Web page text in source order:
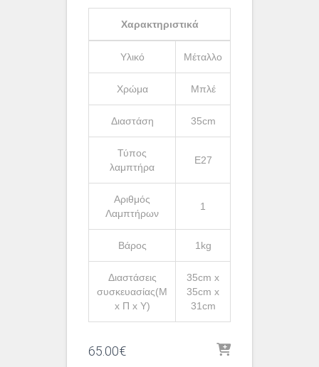
Χαρακτηριστικά
Υλικό Μέταλλο
Χρώμα Μπλέ
Διαστάση 35cm
Τύπος
λαμπτήρα
Ε27
Αριθμός
Λαμπτήρων
1
Βάρος 1kg
Διαστάσεις
συσκευασίας(Μ
x Π x Υ)
35cm x
35cm x
31cm
65.00€